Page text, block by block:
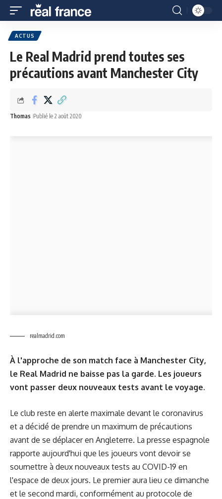
ACTUS
Le Real Madrid prend toutes ses
précautions avant Manchester City
Thomas Publié le 2 août 2020
realmadrid.com
À l'approche de son match face à Manchester City,
le Real Madrid ne baisse pas la garde. Les joueurs
vont passer deux nouveaux tests avant le voyage.
Le club reste en alerte maximale devant le coronavirus
et a décidé de prendre un maximum de précautions
avant de se déplacer en Angleterre. La presse espagnole
rapporte aujourd'hui que les joueurs vont devoir se
soumettre à deux nouveaux tests au COVID-19 en
l'espace de deux jours. Le premier aura lieu ce dimanche
et le second mardi, conformément au protocole de